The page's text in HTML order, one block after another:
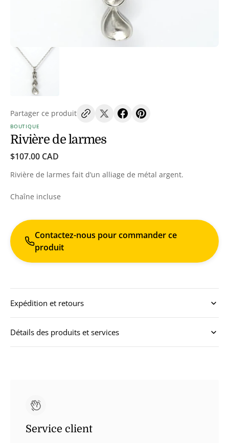
dans
la
vue
de
Partager ce produit
BOUTIQUE
Rivière de larmes
Prix
$107.00 CAD
Rivière de larmes fait d’un alliage de métal argent.
Chaîne incluse
Contactez-nous pour commander ce
produit
Expédition et retours
Détails des produits et services
Service client